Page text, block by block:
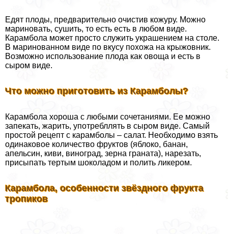
Едят плоды, предварительно очистив кожуру. Можно
мариновать, сушить, то есть есть в любом виде.
Карамбола может просто служить украшением на столе.
В маринованном виде по вкусу похожа на крыжовник.
Возможно использование плода как овоща и есть в
сыром виде.
Что можно приготовить из Карамболы?
Карамбола хороша с любыми сочетаниями. Ее можно
запекать, жарить, употрeбллять в сыром виде. Самый
простой рецепт с карамболы – салат. Необходимо взять
одинаковое количество фруктов (яблоко, банан,
апельсин, киви, виноград, зерна граната), нарезать,
присыпать тертым шоколадом и полить ликером.
Карамбола, особенности звёздного фрукта
тропиков